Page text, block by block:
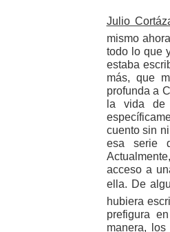
Julio
mismo
todo lo que
estaba
más, que
profunda a
la vida de
cuento sin
esa serie
acceso a
ella. De
hubiera
prefigura
manera,